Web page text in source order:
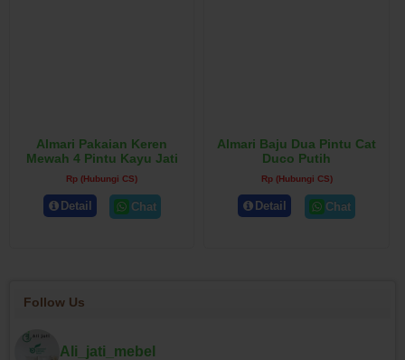
Almari Pakaian Keren
Mewah 4 Pintu Kayu Jati
Rp (Hubungi CS)
Detail Chat
Almari Baju Dua Pintu Cat
Duco Putih
Rp (Hubungi CS)
Detail Chat
Follow Us
Ali_jati_mebel